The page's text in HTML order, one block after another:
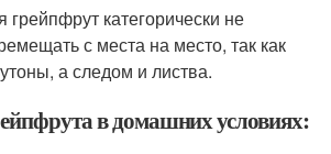
категорически не
с места на место, так как
а следом и листва.
в домашних условиях: